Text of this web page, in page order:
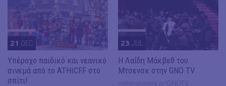
21 DEC
Υπέροχο παιδικό και νεανικό
σινεμά από το ATHICFF στο
σπίτι!
23 JUL
Η Λαίδη Μάκβεθ του
Μτσενσκ στην GNO TV